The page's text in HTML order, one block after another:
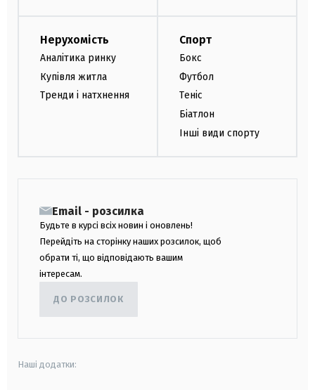
Нерухомість
Аналітика ринку
Купівля житла
Тренди і натхнення
Спорт
Бокс
Футбол
Теніс
Біатлон
Інші види спорту
Email - розсилка
Будьте в курсі всіх новин і оновлень!
Перейдіть на сторінку наших розсилок, щоб
обрати ті, що відповідають вашим
інтересам.
ДО РОЗСИЛОК
Наші додатки: